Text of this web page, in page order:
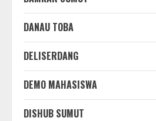
DANAU TOBA
DELISERDANG
DEMO MAHASISWA
DISHUB SUMUT